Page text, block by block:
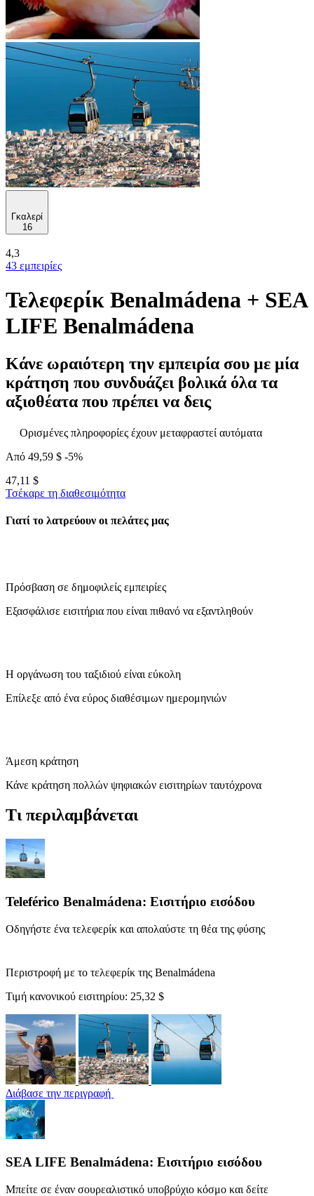
Γκαλερί
16
4,3
43 εμπειρίες
Τελεφερίκ Benalmádena + SEA
LIFE Benalmádena
Κάνε ωραιότερη την εμπειρία σου με μία
κράτηση που συνδυάζει βολικά όλα τα
αξιοθέατα που πρέπει να δεις
Ορισμένες πληροφορίες έχουν μεταφραστεί αυτόματα
Από 49,59 $ -5%
47,11 $
Τσέκαρε τη διαθεσιμότητα
Γιατί το λατρεύουν οι πελάτες μας
Πρόσβαση σε δημοφιλείς εμπειρίες
Εξασφάλισε εισιτήρια που είναι πιθανό να εξαντληθούν
Η οργάνωση του ταξιδιού είναι εύκολη
Επίλεξε από ένα εύρος διαθέσιμων ημερομηνιών
Άμεση κράτηση
Κάνε κράτηση πολλών ψηφιακών εισιτηρίων ταυτόχρονα
Τι περιλαμβάνεται
Teleférico Benalmádena: Εισιτήριο εισόδου
Οδηγήστε ένα τελεφερίκ και απολαύστε τη θέα της φύσης
Περιστροφή με το τελεφερίκ της Benalmádena
Τιμή κανονικού εισιτηρίου: 25,32 $
Διάβασε την περιγραφή
SEA LIFE Benalmádena: Εισιτήριο εισόδου
Μπείτε σε έναν σουρεαλιστικό υποβρύχιο κόσμο και δείτε